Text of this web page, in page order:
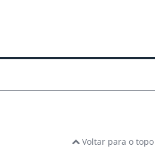
Voltar para o topo